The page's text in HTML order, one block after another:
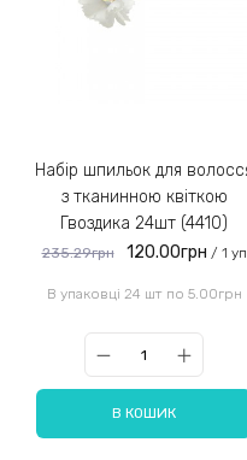
Набір шпильок для волосся
з тканинною квіткою
Гвоздика 24шт (4410)
235.29грн 120.00грн / 1 уп
В упаковці 24 шт по 5.00грн
В КОШИК